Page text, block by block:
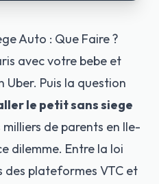
Auto : Que Faire ?
avec votre bebe et
Puis la question
le petit sans siege
de parents en Ile-
dilemme. Entre la loi
des plateformes VTC et